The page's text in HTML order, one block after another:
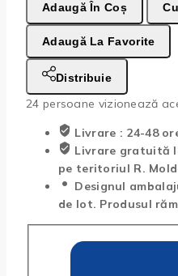
Adaugă În Coș
Adaugă La Favorite
Distribuie
24 persoane vizionează
Livrare : 24-48
Livrare gratuită
pe teritoriul R.
Designul
de lot. Produsul